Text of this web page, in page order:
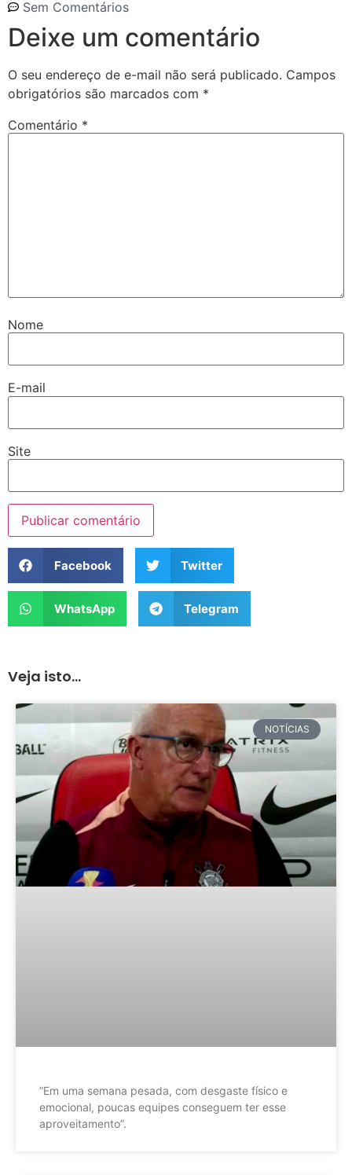
Sem Comentários
Deixe um comentário
O seu endereço de e-mail não será publicado. Campos
obrigatórios são marcados com *
Comentário *
Nome
E-mail
Site
Facebook Twitter
WhatsApp Telegram
Veja isto...
NOTÍCIAS
”Em uma semana pesada, com desgaste físico e
emocional, poucas equipes conseguem ter esse
aproveitamento”.